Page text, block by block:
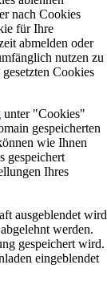
nach Cookies
für Ihre
abmelden oder
nutzen zu
Cookies
unter "Cookies"
gespeicherten
wie Ihnen
gespeichert
Ihres
ausgeblendet wird
werden.
gespeichert wird.
eingeblendet